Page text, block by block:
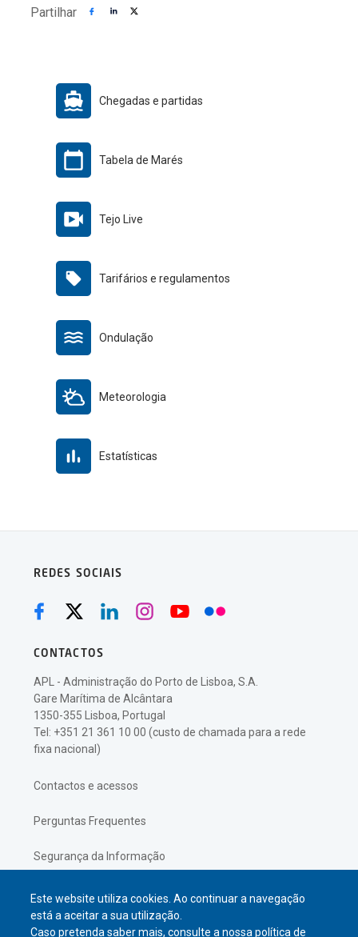
Este website utiliza cookies. Ao continuar a navegação
está a aceitar a sua utilização.
Caso pretenda saber mais, consulte a nossapolítica de
Partilhar
Chegadas e partidas
Tabela de Marés
Tejo Live
Tarifários e regulamentos
Ondulação
Meteorologia
Estatísticas
REDES SOCIAIS
CONTACTOS
APL - Administração do Porto de Lisboa, S.A.
Gare Marítima de Alcântara
1350-355 Lisboa, Portugal
Tel: +351 21 361 10 00 (custo de chamada para a rede
fixa nacional)
Contactos e acessos
Perguntas Frequentes
Segurança da Informação
Política de Privacidade